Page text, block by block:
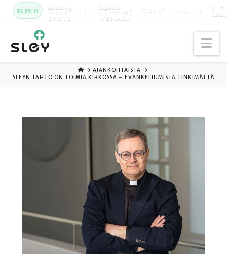
SLEY.FI KARKUN
EVANKELINEN
OPISTO
MAATA
NÄKYVISSÄ
-FESTARIT
EVANKELIUMIJUHLA
ETUSIVU
AJANKOHTAISTA
SLEYN TAHTO ON TOIMIA KIRKOSSA – EVANKELIUMISTA TINKIMÄTTÄ